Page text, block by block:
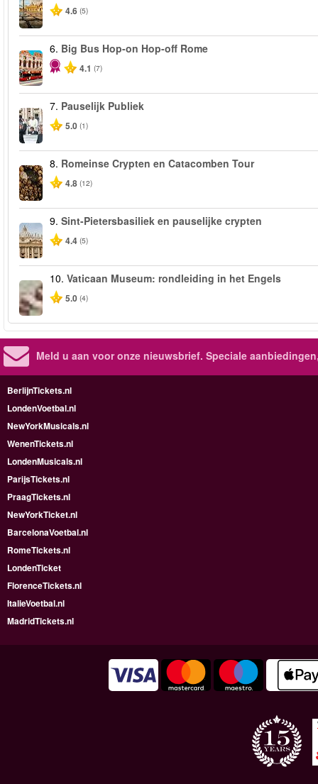
4.6 (5)
6. Big Bus Hop-on Hop-off Rome
4.1 (7)
7. Pauselijk Publiek
5.0 (1)
8. Romeinse Crypten en Catacomben Tour
4.8 (12)
9. Sint-Pietersbasiliek en pauselijke crypten
4.4 (5)
10. Vaticaan Museum: rondleiding in het Engels
5.0 (4)
Meld u aan voor onze nieuwsbrief. Speciale
BerlijnTickets.nl
LondenVoetbal.nl
NewYorkMusicals.nl
WenenTickets.nl
LondenMusicals.nl
ParijsTickets.nl
PraagTickets.nl
NewYorkTicket.nl
BarcelonaVoetbal.nl
RomeTickets.nl
LondenTicket
FlorenceTickets.nl
ItalieVoetbal.nl
MadridTickets.nl